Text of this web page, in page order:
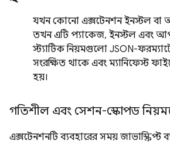
যখন কোনো এক্সটেনশন ইনস্টল বা
তখন এটি প্যাকেজ, ইনস্টল এবং
স্ট্যাটিক নিয়মগুলো JSON-
সংরক্ষিত থাকে এবং ম্যানিফেস্ট
হয়।
গতিশীল এবং সেশন-স্কোপড
এক্সটেনশনটি ব্যবহারের সময় জাভাস্ক্রিপ্ট